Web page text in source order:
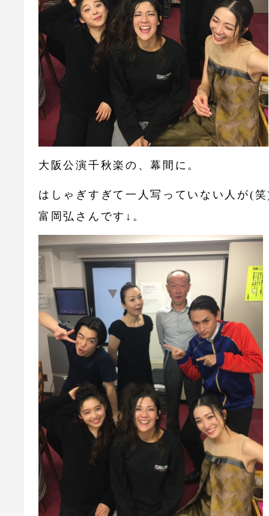
大阪公演千秋楽の、幕間に。
はしゃぎすぎて一人写っていない人が(
富岡弘さんです↓。